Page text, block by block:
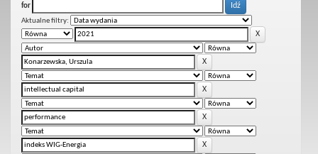
for
Aktualne filtry: